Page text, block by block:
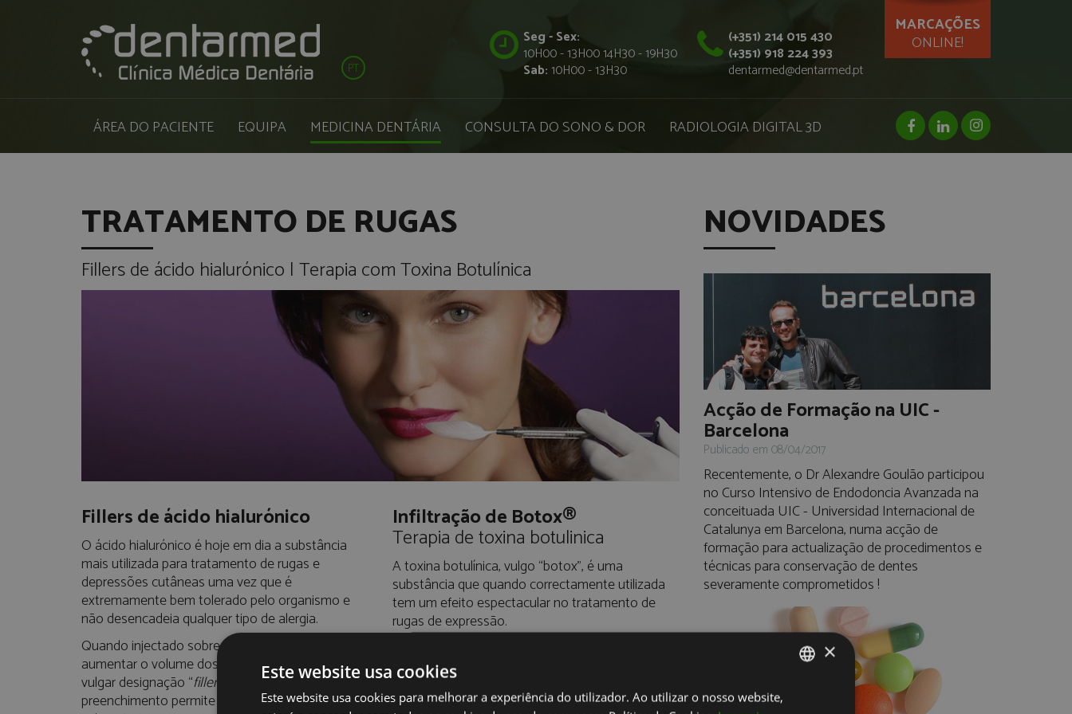
PT
Seg - Sex:
10H00 - 13H00 14H30 - 19H30
Sab:10H00 - 13H30
(+351) 214 015 430
(+351) 918 224 393
dentarmed@dentarmed.pt
MARCAÇÕES
ONLINE!
facebook page
linkedin pageinstagram page
ÁREA DO PACIENTE EQUIPA MEDICINA DENTÁRIA CONSULTA DO SONO & DOR RADIOLOGIA DIGITAL 3D
TRATAMENTO DE RUGAS
Fillers de ácido hialurónico | Terapia com Toxina Botulínica
Fillers de ácido hialurónico
O ácido hialurónico é hoje em dia a substância
mais utilizada para tratamento de rugas e
depressões cutâneas uma vez que é
extremamente bem tolerado pelo organismo e
não desencadeia qualquer tipo de alergia.
Quando injectado sobre a epiderme permite
aumentar o volume dos tecidos moles – daí a sua
vulgar designação “filler ”. De facto, este efeito de
preenchimento permite tratar: rugas estáticas,
Infiltração de Botox®
Terapia de toxina botulinica
A toxina botulínica, vulgo “botox”, é uma
substância que quando correctamente utilizada
tem um efeito espectacular no tratamento de
rugas de expressão.
desencadeia um relaxamento muscular
temporário bloqueando o aparecimento de rugas,
tais como, os pés de galinha, as rugas da testa e
NOVIDADES
Acção de Formação na UIC -
Barcelona
Publicado em 08/04/2017
Recentemente, o Dr Alexandre Goulão participou
no Curso Intensivo de Endodoncia Avanzada na
conceituada UIC - Universidad Internacional de
Catalunya em Barcelona, numa acção de
formação para actualização de procedimentos e
técnicas para conservação de dentes
severamente comprometidos !
PORTUGUESE
×
Este website usa cookies
Este website usa cookies para melhorar a experiência do utilizador. Ao utilizar o nosso website,